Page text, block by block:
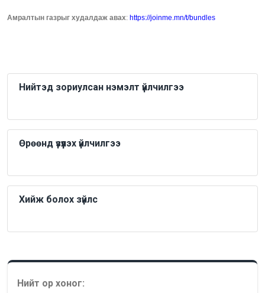
Амралтын газрыг худалдаж авах: https://joinme.mn/t/bundles
Нийтэд зориулсан нэмэлт үйлчилгээ
Өрөөнд үзүүлэх үйлчилгээ
Хийж болох зүйлс
Нийт ор хоног: